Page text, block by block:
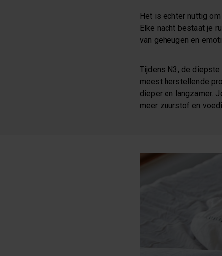
Het is echter nuttig
Elke nacht bestaat je
van geheugen en
Tijdens N3, de
meest herstellende
dieper en langzamer.
meer zuurstof en